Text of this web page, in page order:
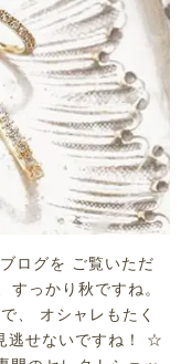
ログを ご覧いただ
っかり秋ですね。
、 オシャレもたく
逃せないですね！ ☆